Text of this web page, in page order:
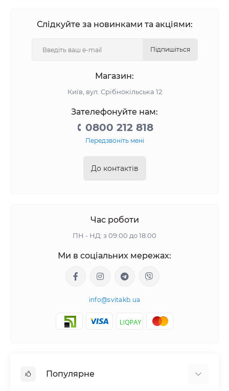
Слідкуйте за новинками та акціями:
Підпишіться
Магазин:
Київ, вул. Срібнокільська 12
Зателефонуйте нам:
0800 212 818
Передзвоніть мені
До контактів
Час роботи
ПН - НД: з 09:00 до 18:00
Ми в соціальних мережах:
info@svitakb.ua
Популярне